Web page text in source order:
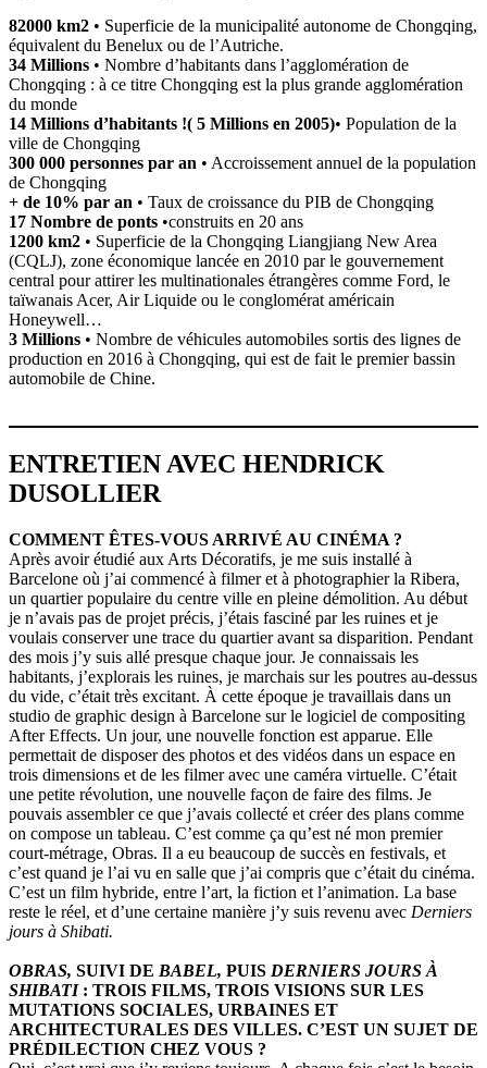
82000 km2 • Superficie de la municipalité autonome de Chongqing,
équivalent du Benelux ou de l’Autriche.
34 Millions • Nombre d’habitants dans l’agglomération de
Chongqing : à ce titre Chongqing est la plus grande agglomération
du monde
14 Millions d’habitants !( 5 Millions en 2005)• Population de la
ville de Chongqing
300 000 personnes par an • Accroissement annuel de la population
de Chongqing
+ de 10% par an • Taux de croissance du PIB de Chongqing
17 Nombre de ponts •construits en 20 ans
1200 km2 • Superficie de la Chongqing Liangjiang New Area
(CQLJ), zone économique lancée en 2010 par le gouvernement
central pour attirer les multinationales étrangères comme Ford, le
taïwanais Acer, Air Liquide ou le conglomérat américain
Honeywell…
3 Millions • Nombre de véhicules automobiles sortis des lignes de
production en 2016 à Chongqing, qui est de fait le premier bassin
automobile de Chine.
ENTRETIEN AVEC HENDRICK
DUSOLLIER
COMMENT ÊTES-VOUS ARRIVÉ AU CINÉMA ?
Après avoir étudié aux Arts Décoratifs, je me suis installé à
Barcelone où j’ai commencé à filmer et à photographier la Ribera,
un quartier populaire du centre ville en pleine démolition. Au début
je n’avais pas de projet précis, j’étais fasciné par les ruines et je
voulais conserver une trace du quartier avant sa disparition. Pendant
des mois j’y suis allé presque chaque jour. Je connaissais les
habitants, j’explorais les ruines, je marchais sur les poutres au-dessus
du vide, c’était très excitant. À cette époque je travaillais dans un
studio de graphic design à Barcelone sur le logiciel de compositing
After Effects. Un jour, une nouvelle fonction est apparue. Elle
permettait de disposer des photos et des vidéos dans un espace en
trois dimensions et de les filmer avec une caméra virtuelle. C’était
une petite révolution, une nouvelle façon de faire des films. Je
pouvais assembler ce que j’avais collecté et créer des plans comme
on compose un tableau. C’est comme ça qu’est né mon premier
court-métrage, Obras. Il a eu beaucoup de succès en festivals, et
c’est quand je l’ai vu en salle que j’ai compris que c’était du cinéma.
C’est un film hybride, entre l’art, la fiction et l’animation. La base
reste le réel, et d’une certaine manière j’y suis revenu avec Derniers
jours à Shibati.
OBRAS, SUIVI DE BABEL, PUIS DERNIERS JOURS À
SHIBATI : TROIS FILMS, TROIS VISIONS SUR LES
MUTATIONS SOCIALES, URBAINES ET
ARCHITECTURALES DES VILLES. C’EST UN SUJET DE
PRÉDILECTION CHEZ VOUS ?